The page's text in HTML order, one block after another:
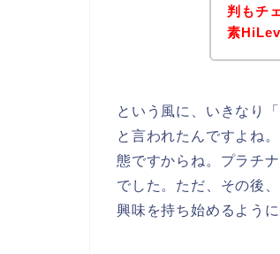
判もチ
素
という風に、いきなり
と言われたんですよね
態ですからね。プラチ
でした。ただ、その後
興味を持ち始めるよう